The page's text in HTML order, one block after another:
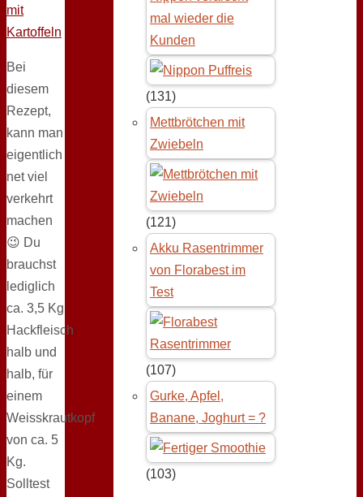
Bei
diesem
Rezept,
kann man
eigentlich
net viel
verkehrt
machen
😉 Du
brauchst
lediglich
ca. 3,5 Kg
Hackfleisch
halb und
halb, für
einem
Weisskrautkopf
von ca. 5
Kg.
Solltest
mal wieder die
Kunden
(131)
Mettbrötchen mit
Zwiebeln
(121)
Akku Rasentrimmer
von Florabest im
Test
(107)
Gurke, Apfel,
Banane, Joghurt = ?
(103)